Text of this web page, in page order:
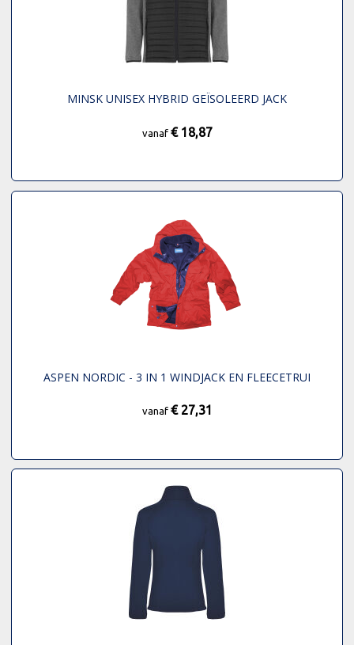
MINSK UNISEX HYBRID GEÏSOLEERD JACK
vanaf € 18,87
ASPEN NORDIC - 3 IN 1 WINDJACK EN FLEECETRUI
vanaf € 27,31